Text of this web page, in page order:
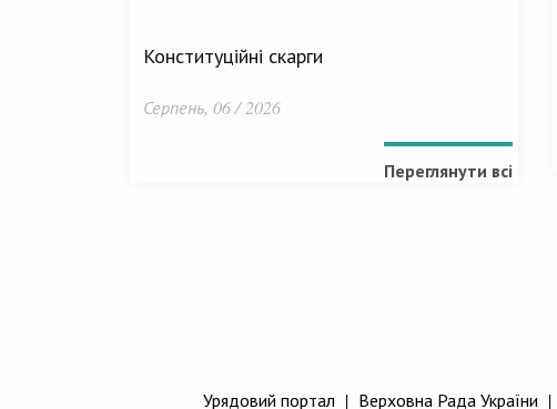
Конституційні скарги
Серпень, 06 / 2026
Переглянути всі
Урядовий портал | Верховна Рада України |